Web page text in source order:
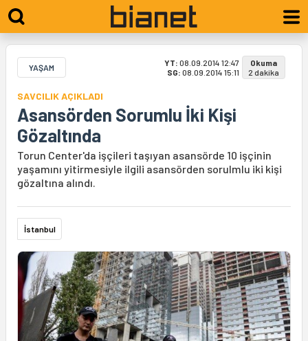
YAŞAM YT: 08.09.2014 12:47
SG: 08.09.2014 15:11
Okuma
2 dakika
SAVCILIK AÇIKLADI
Asansörden Sorumlu İki Kişi
Gözaltında
Torun Center'da işçileri taşıyan asansörde 10 işçinin
yaşamını yitirmesiyle ilgili asansörden sorulmlu iki kişi
gözaltına alındı.
İstanbul